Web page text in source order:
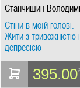
Станчишин
Стіни в моїй голові.
Жити з тривожністю і
депресією
395.00